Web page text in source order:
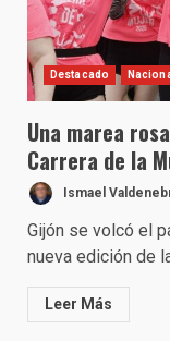
Destacado
Una marea
Carrera de la
Ismael
Gijón se volcó el
nueva edición de
Leer Más